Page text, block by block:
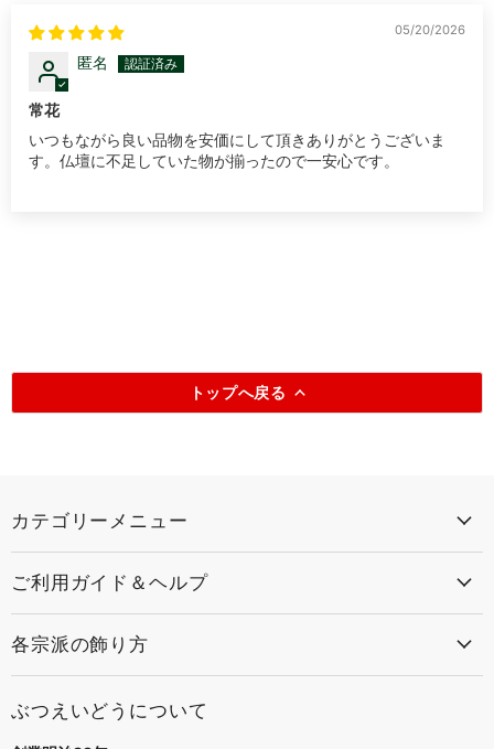
05/20/2026
匿名
常花
いつもながら良い品物を安価にして頂きありがとうございま
す。仏壇に不足していた物が揃ったので一安心です。
トップへ戻る
カテゴリーメニュー
ご利用ガイド＆ヘルプ
各宗派の飾り方
ぶつえいどうについて